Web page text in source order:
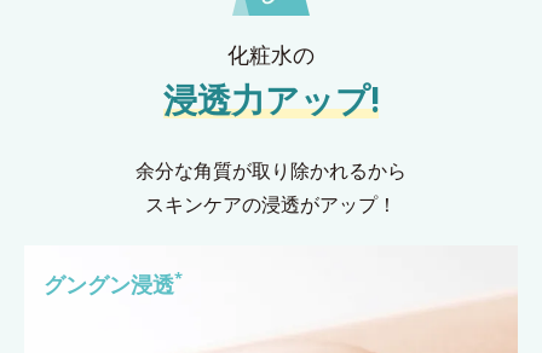
化粧水の
浸透力アップ!
余分な角質が取り除かれるから
スキンケアの浸透がアップ！
グングン浸透*